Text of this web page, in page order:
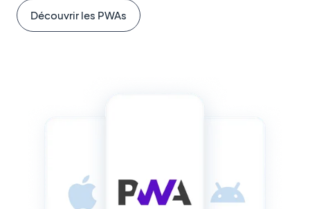
Découvrir les PWAs